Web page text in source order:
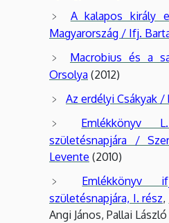
A kalapos király
Magyarország / Ifj.
Macrobius és a
Orsolya (2012)
Az erdélyi Csákyak /
Emlékkönyv
születésnapjára /
Levente (2010)
születésnapjára, I. rész,
Angi János, Pallai László